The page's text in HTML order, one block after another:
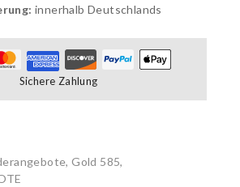
innerhalb Deutschlands
Sichere Zahlung
Gold 585,